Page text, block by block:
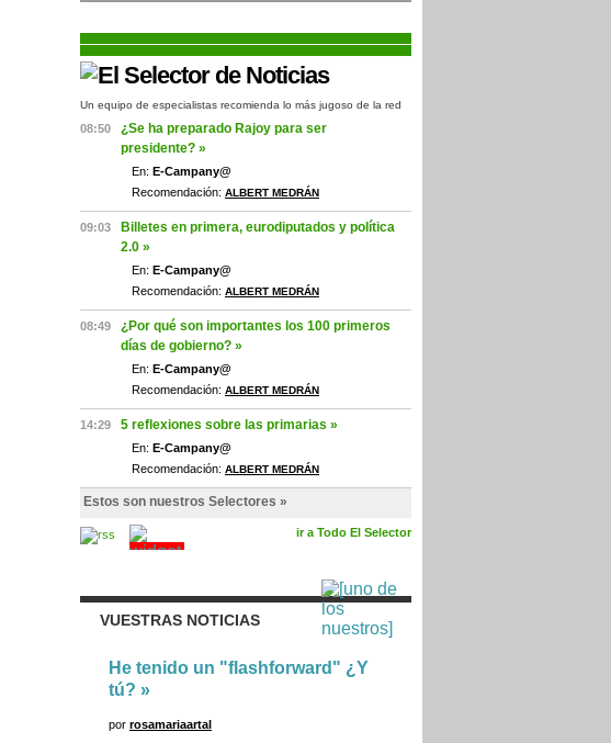
Un equipo de especialistas recomienda lo más jugoso de la red
08:50
¿Se ha preparado Rajoy para ser
presidente? »
En: E-Campany@
Recomendación: ALBERT MEDRÁN
09:03
Billetes en primera, eurodiputados y política
2.0 »
En: E-Campany@
Recomendación: ALBERT MEDRÁN
08:49
¿Por qué son importantes los 100 primeros
días de gobierno? »
En: E-Campany@
Recomendación: ALBERT MEDRÁN
14:29 5 reflexiones sobre las primarias »
En: E-Campany@
Recomendación: ALBERT MEDRÁN
Estos son nuestros Selectores »
ir a Todo El Selector
VUESTRAS NOTICIAS
He tenido un "flashforward" ¿Y
tú? »
por rosamariaartal